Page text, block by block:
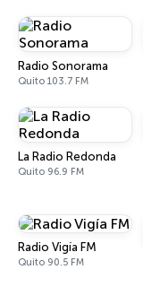
Radio Sonorama
Quito 103.7 FM
La Radio Redonda
Quito 96.9 FM
Radio Vigía FM
Quito 90.5 FM